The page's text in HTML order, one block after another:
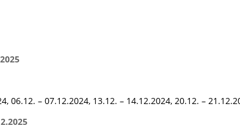
– 07.12.2024, 13.12. – 14.12.2024, 20.12. –